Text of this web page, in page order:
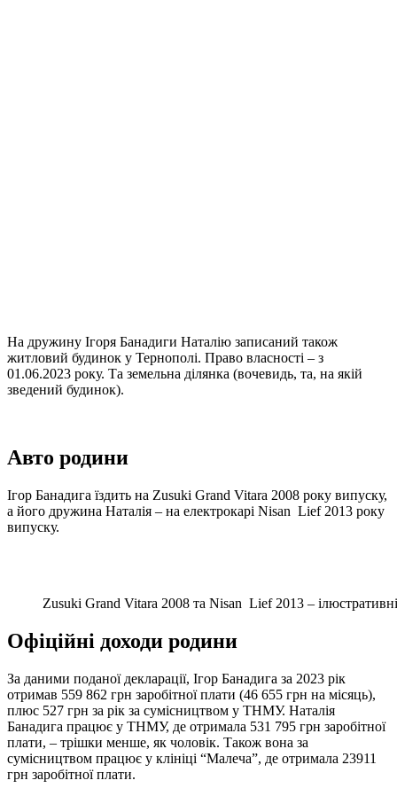
На дружину Ігоря Банадиги Наталію записаний також
житловий будинок у Тернополі. Право власності – з
01.06.2023 року. Та земельна ділянка (вочевидь, та, на якій
зведений будинок).
Авто родини
Ігор Банадига їздить на Zusuki Grand Vitara 2008 року випуску,
а його дружина Наталія – на електрокарі Nisan Lief 2013 року
випуску.
Zusuki Grand Vitara 2008 та Nisan Lief 2013 –
Офіційні доходи родини
За даними поданої декларації, Ігор Банадига за 2023 рік
отримав 559 862 грн заробітної плати (46 655 грн на місяць),
плюс 527 грн за рік за сумісництвом у ТНМУ. Наталія
Банадига працює у ТНМУ, де отримала 531 795 грн заробітної
плати, – трішки менше, як чоловік. Також вона за
сумісництвом працює у клініці “Малеча”, де отримала 23911
грн заробітної плати.